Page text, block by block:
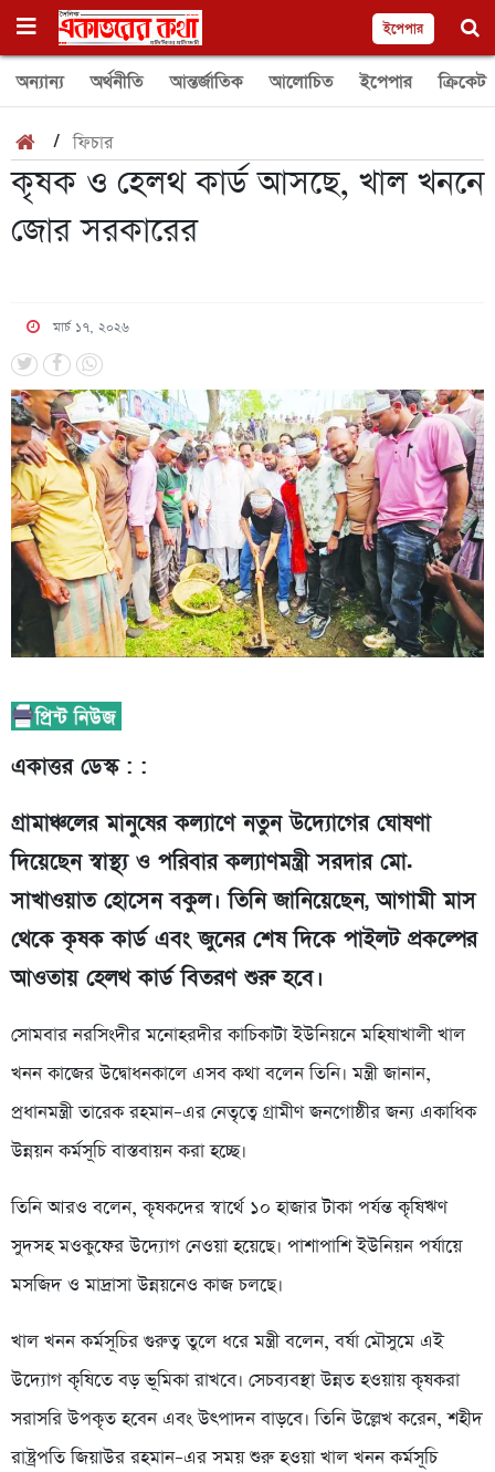
ইপেপার
অন্যান্য অর্থনীতি আন্তর্জাতিক আলোচিত ইপেপার ক্রিকেট
/ফিচার
কৃষক ও হেলথ কার্ড আসছে, খাল খননে
জোর সরকারের
মার্চ ১৭, ২০২৬
একাত্তর ডেস্ক : :
গ্রামাঞ্চলের মানুষের কল্যাণে নতুন উদ্যোগের ঘোষণা
দিয়েছেন স্বাস্থ্য ও পরিবার কল্যাণমন্ত্রী সরদার মো.
সাখাওয়াত হোসেন বকুল। তিনি জানিয়েছেন, আগামী মাস
থেকে কৃষক কার্ড এবং জুনের শেষ দিকে পাইলট প্রকল্পের
আওতায় হেলথ কার্ড বিতরণ শুরু হবে।
সোমবার নরসিংদীর মনোহরদীর কাচিকাটা ইউনিয়নে মহিষাখালী খাল
খনন কাজের উদ্বোধনকালে এসব কথা বলেন তিনি। মন্ত্রী জানান,
প্রধানমন্ত্রী তারেক রহমান–এর নেতৃত্বে গ্রামীণ জনগোষ্ঠীর জন্য একাধিক
উন্নয়ন কর্মসূচি বাস্তবায়ন করা হচ্ছে।
তিনি আরও বলেন, কৃষকদের স্বার্থে ১০ হাজার টাকা পর্যন্ত কৃষিঋণ
সুদসহ মওকুফের উদ্যোগ নেওয়া হয়েছে। পাশাপাশি ইউনিয়ন পর্যায়ে
মসজিদ ও মাদ্রাসা উন্নয়নেও কাজ চলছে।
খাল খনন কর্মসূচির গুরুত্ব তুলে ধরে মন্ত্রী বলেন, বর্ষা মৌসুমে এই
উদ্যোগ কৃষিতে বড় ভূমিকা রাখবে। সেচব্যবস্থা উন্নত হওয়ায় কৃষকরা
সরাসরি উপকৃত হবেন এবং উৎপাদন বাড়বে। তিনি উল্লেখ করেন, শহীদ
রাষ্ট্রপতি জিয়াউর রহমান–এর সময় শুরু হওয়া খাল খনন কর্মসূচি